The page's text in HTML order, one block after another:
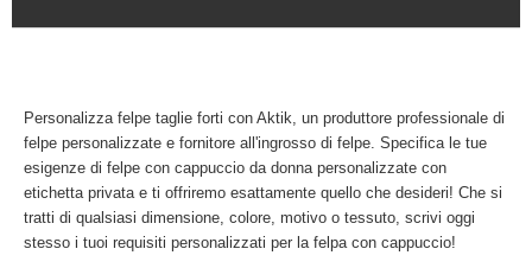
Personalizza felpe taglie forti con Aktik, un produttore professionale di
felpe personalizzate e fornitore all'ingrosso di felpe. Specifica le tue
esigenze di felpe con cappuccio da donna personalizzate con
etichetta privata e ti offriremo esattamente quello che desideri! Che si
tratti di qualsiasi dimensione, colore, motivo o tessuto, scrivi oggi
stesso i tuoi requisiti personalizzati per la felpa con cappuccio!